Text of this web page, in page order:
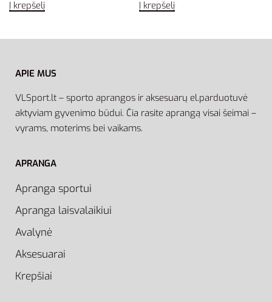
Į krepšelį Į krepšelį
APIE MUS
VLSport.lt – sporto aprangos ir aksesuarų el.parduotuvė
aktyviam gyvenimo būdui. Čia rasite aprangą visai šeimai –
vyrams, moterims bei vaikams.
APRANGA
Apranga sportui
Apranga laisvalaikiui
Avalynė
Aksesuarai
Krepšiai